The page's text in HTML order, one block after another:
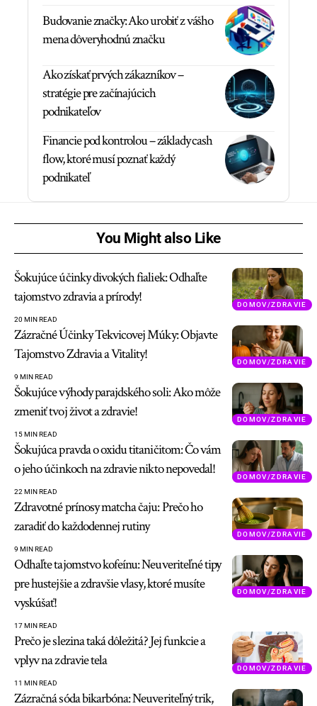
Budovanie značky: Ako urobiť z vášho
mena dôveryhodnú značku
Ako získať prvých zákazníkov –
stratégie pre začínajúcich
podnikateľov
Financie pod kontrolou – základy cash
flow, ktoré musí poznať každý
podnikateľ
You Might also Like
DOMOV/ZDRAVIE
Šokujúce účinky divokých fialiek: Odhaľte
tajomstvo zdravia a prírody!
20 MIN READ
DOMOV/ZDRAVIE
Zázračné Účinky Tekvicovej Múky: Objavte
Tajomstvo Zdravia a Vitality!
9 MIN READ
DOMOV/ZDRAVIE
Šokujúce výhody parajdského soli: Ako môže
zmeniť tvoj život a zdravie!
15 MIN READ
DOMOV/ZDRAVIE
Šokujúca pravda o oxidu titaničitom: Čo vám
o jeho účinkoch na zdravie nikto nepovedal!
22 MIN READ
DOMOV/ZDRAVIE
Zdravotné prínosy matcha čaju: Prečo ho
zaradiť do každodennej rutiny
9 MIN READ
DOMOV/ZDRAVIE
Odhaľte tajomstvo kofeínu: Neuveriteľné tipy
pre hustejšie a zdravšie vlasy, ktoré musíte
vyskúšať!
17 MIN READ
DOMOV/ZDRAVIE
Prečo je slezina taká dôležitá? Jej funkcie a
vplyv na zdravie tela
11 MIN READ
Zázračná sóda bikarbóna: Neuveriteľný trik,